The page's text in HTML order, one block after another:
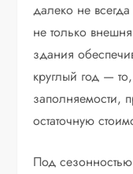
далеко не
не только
здания
круглый год —
заполняемости,
остаточную
Под